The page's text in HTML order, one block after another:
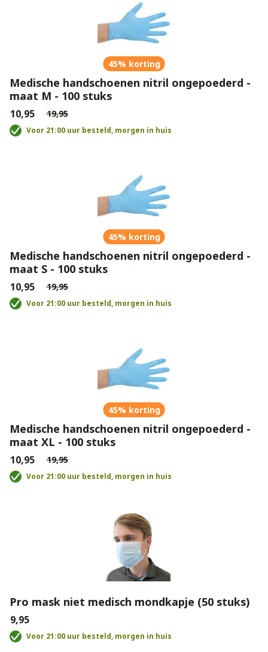
45% korting
Medische handschoenen nitril ongepoederd -
maat M - 100 stuks
€10,95 €19,95
Voor 21:00 uur besteld, morgen in huis
45% korting
Medische handschoenen nitril ongepoederd -
maat S - 100 stuks
€10,95 €19,95
Voor 21:00 uur besteld, morgen in huis
45% korting
Medische handschoenen nitril ongepoederd -
maat XL - 100 stuks
€10,95 €19,95
Voor 21:00 uur besteld, morgen in huis
Pro mask niet medisch mondkapje (50 stuks)
€9,95
Voor 21:00 uur besteld, morgen in huis